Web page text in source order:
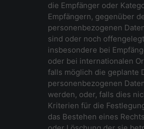
die Empfänger oder
Empfängern, gegenüber
personenbezogenen
sind oder noch
insbesondere bei
oder bei internationalen
falls möglich die geplante
personenbezogenen
werden, oder, falls dies
Kriterien für die
das Bestehen eines